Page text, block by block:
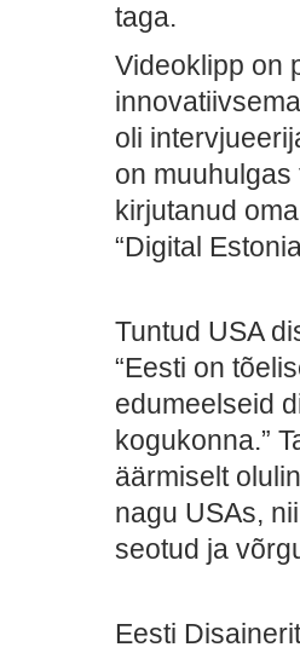
taga.
Videoklipp on
oli
on
kirjutanud
“Digital
Tuntud USA
“Eesti on
edumeelseid
kogukonna.”
äärmiselt
nagu USAs,
seotud ja
Eesti